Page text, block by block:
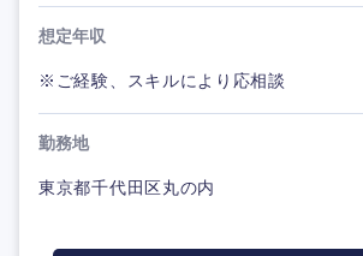
想定年収
※ご経験、スキルにより応相談
勤務地
東京都千代田区丸の内